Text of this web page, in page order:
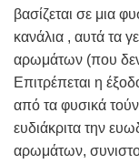
βασίζεται σε μια
κανάλια , αυτά τα
αρωμάτων (που
Επιτρέπεται η
από τα φυσικά
ευδιάκριτα την
αρωμάτων,